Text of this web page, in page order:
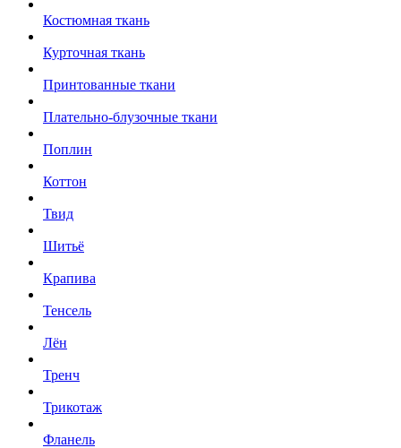
Костюмная ткань
Курточная ткань
Принтованные ткани
Плательно-блузочные ткани
Поплин
Коттон
Твид
Шитьё
Крапива
Тенсель
Лён
Тренч
Трикотаж
Фланель